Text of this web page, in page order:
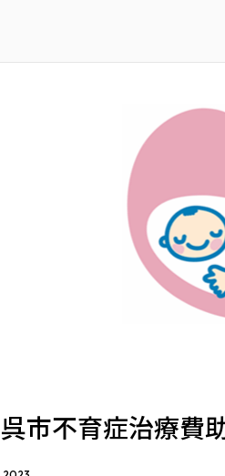
呉市不育症治療費